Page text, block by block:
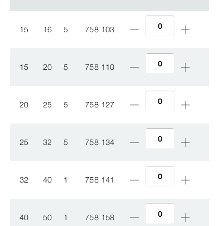
15 16 5 758 103
15 20 5 758 110
20 25 5 758 127
25 32 5 758 134
32 40 1 758 141
40 50 1 758 158